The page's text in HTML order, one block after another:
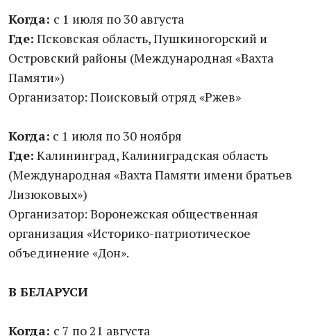
Когда: с 1 июля по 30 августа
Где: Псковская область, Пушкиногорский и
Островский районы (Международная «Вахта
Памяти»)
Организатор: Поисковый отряд «Ржев»
Когда: с 1 июля по 30 ноября
Где: Калининград, Калиниградская область
(Международная «Вахта Памяти имени братьев
Лизюковых»)
Организатор: Воронежская общественная
организация «Историко-патриотическое
объединение «Дон».
В БЕЛАРУСИ
Когда: с 7 по 21 августа